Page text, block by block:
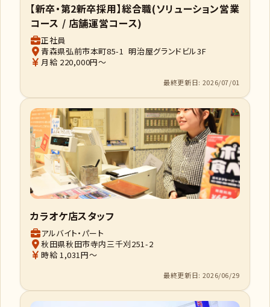
【新卒・第2新卒採用】総合職(ソリューション営業
コース / 店舗運営コース)
正社員
青森県弘前市本町85-1 明治屋グランドビル3F
月給 220,000円～
最終更新日: 2026/07/01
カラオケ店スタッフ
アルバイト・パート
秋田県秋田市寺内三千刈251-2
時給 1,031円～
最終更新日: 2026/06/29